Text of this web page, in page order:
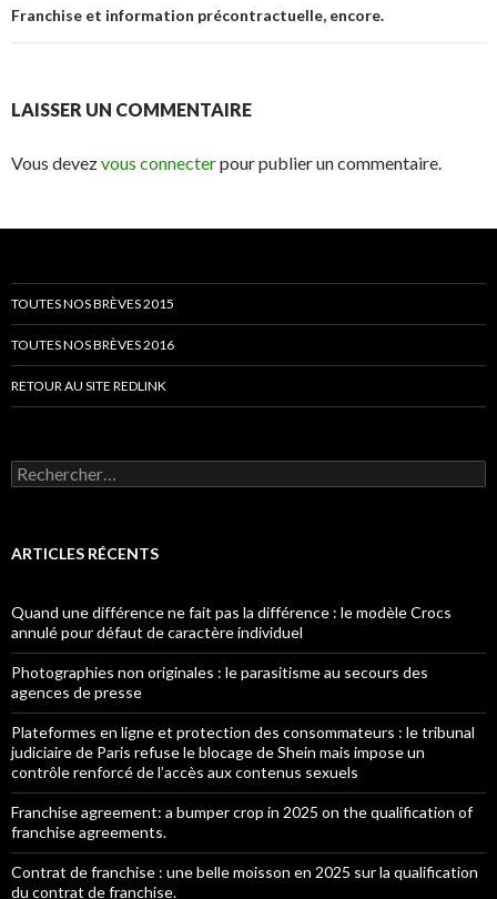
Franchise et information précontractuelle, encore.
LAISSER UN COMMENTAIRE
Vous devezvous connecterpour publier un commentaire.
TOUTES NOS BRÈVES 2015
TOUTES NOS BRÈVES 2016
RETOUR AU SITE REDLINK
Rechercher :
ARTICLES RÉCENTS
Quand une différence ne fait pas la différence : le modèle Crocs
annulé pour défaut de caractère individuel
Photographies non originales : le parasitisme au secours des
agences de presse
Plateformes en ligne et protection des consommateurs : le tribunal
judiciaire de Paris refuse le blocage de Shein mais impose un
contrôle renforcé de l’accès aux contenus sexuels
Franchise agreement: a bumper crop in 2025 on the qualification of
franchise agreements.
Contrat de franchise : une belle moisson en 2025 sur la qualification
du contrat de franchise.